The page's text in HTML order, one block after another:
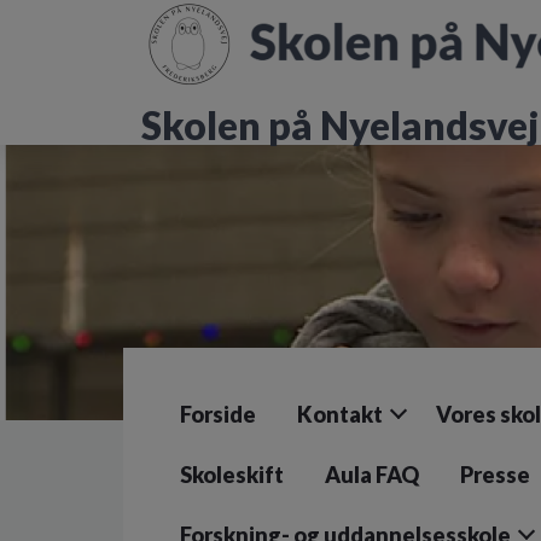
d
Skolen på Nyelandsvej
Forside Kontakt Vores
Skoleskift Aula FAQ Presse
Forskning- og uddannelsesskole